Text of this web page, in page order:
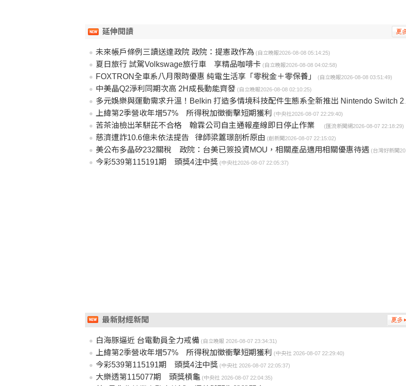
延伸閱讀
未來帳戶條例三讀送達政院 政院：提憲政作為 (自立晚報2026-08-08 05:14:25)
夏日旅行 試駕Volkswage旅行車 享精品咖啡卡 (自立晚報2026-08-08 04:02:58)
FOXTRON全車系八月限時優惠 純電生活享「零稅金＋零保養」 (自立晚報2026-08-08 03:51:49)
中美晶Q2淨利同期次高 2H成長動能齊發 (自立晚報2026-08-08 02:10:25)
多元娛樂與運動需求升溫！Belkin 打造多情境科技配件生態系全新推出 Nintendo Switch 2 系列配件 升級遊戲體驗
上緯第2季營收年增57% 所得稅加徵衝擊短期獲利 (中央社2026-08-07 22:29:40)
苦茶油檢出苯駢芘不合格 翰霖公司自主通報產線即日停止作業 (匯流新聞網2026-08-07 22:18:29)
慈濟遭詐10.6億未依法提告 律師梁䕒璟剖析原由 (創新聞2026-08-07 22:15:02)
美公布多晶矽232關稅 政院：台美已簽投資MOU，相關產品適用相關優惠待遇 (台灣好新聞2026-08-07 22:07:31)
今彩539第115191期 頭獎4注中獎 (中央社2026-08-07 22:05:37)
最新財經新聞
白海豚逼近 台電動員全力戒備 (自立晚報 2026-08-07 23:34:31)
上緯第2季營收年增57% 所得稅加徵衝擊短期獲利 (中央社 2026-08-07 22:29:40)
今彩539第115191期 頭獎4注中獎 (中央社 2026-08-07 22:05:37)
大樂透第115077期 頭獎槓龜 (中央社 2026-08-07 22:04:35)